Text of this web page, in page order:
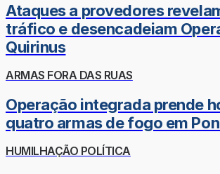
Ataques a provedores
tráfico e desencadeiam
Quirinus
ARMAS FORA DAS RUAS
Operação integrada prende
quatro armas de fogo em
HUMILHAÇÃO POLÍTICA